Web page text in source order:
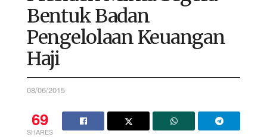
Bentuk Badan
Pengelolaan Keuangan
Haji
08/06/2015
69
SHARES